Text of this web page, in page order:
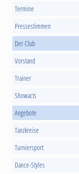
Termine
Pressestimmen
Der Club
Vorstand
Trainer
Showacts
Angebote
Tanzkreise
Turniersport
Dance-Styles